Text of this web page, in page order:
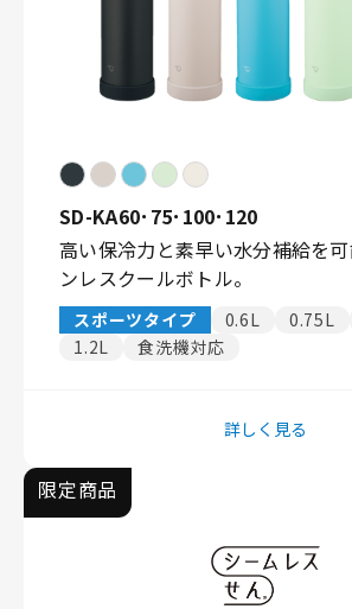
SD-KA60･75･100･120
高い保冷力と素早い水分補給を
ンレスクールボトル。
スポーツタイプ 0.6L 0.75L
1.2L
食洗機対応
詳しく見る
限定商品